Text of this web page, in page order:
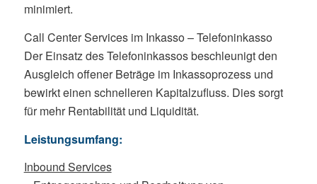
minimiert.
Call Center Services im Inkasso – Telefoninkasso
Der Einsatz des Telefoninkassos beschleunigt den
Ausgleich offener Beträge im Inkassoprozess und
bewirkt einen schnelleren Kapitalzufluss. Dies sorgt
für mehr Rentabilität und Liquidität.
Leistungsumfang:
Inbound Services